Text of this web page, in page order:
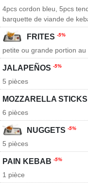
4pcs cordon bleu, 5pcs
barquette de viande de
FRITES -5%
petite ou grande portion au
JALAPEÑOS -5%
5 pièces
MOZZARELLA STICKS
6 pièces
NUGGETS -5%
5 pièces
PAIN KEBAB -5%
1 pièce